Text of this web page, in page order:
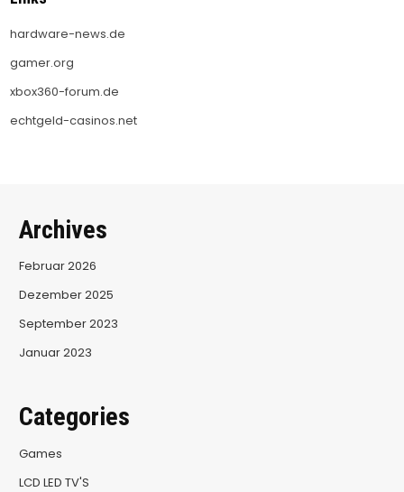
hardware-news.de
gamer.org
xbox360-forum.de
echtgeld-casinos.net
Archives
Februar 2026
Dezember 2025
September 2023
Januar 2023
Categories
Games
LCD LED TV'S